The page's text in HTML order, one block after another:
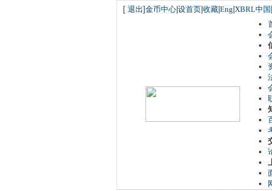
[ 退出]金币中心 设首页 收藏 Eng XBRL中国